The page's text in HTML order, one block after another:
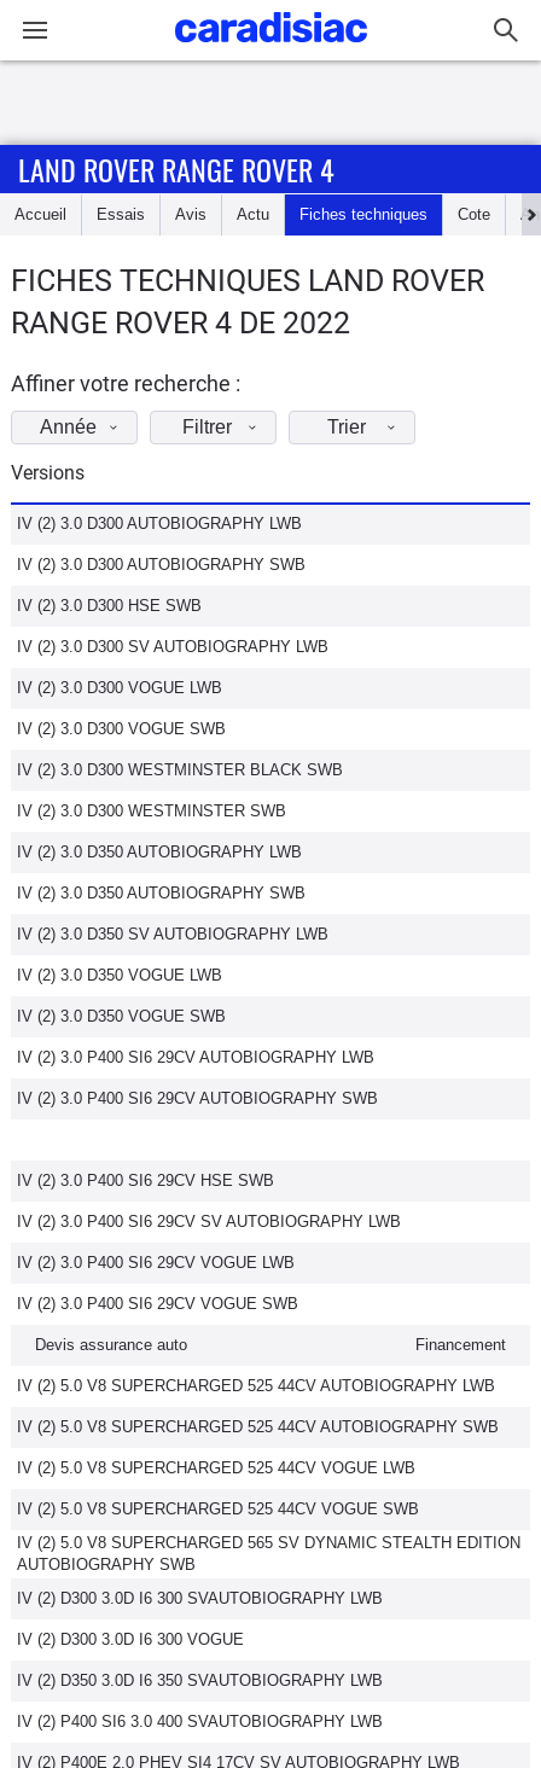
Accueil
Essais
d'achat
Electriques
Utilitaires
Flottes
Auto
Services
Forum
Moto
Marques
LAND ROVER RANGE ROVER 4
Accueil Essais Avis Actu Fiches techniques Cote
FICHES TECHNIQUES LAND ROVER
RANGE ROVER 4 DE 2022
Affiner votre recherche :
Année Filtrer Trier
Versions
IV (2) 3.0 D300 AUTOBIOGRAPHY LWB
IV (2) 3.0 D300 AUTOBIOGRAPHY SWB
IV (2) 3.0 D300 HSE SWB
IV (2) 3.0 D300 SV AUTOBIOGRAPHY LWB
IV (2) 3.0 D300 VOGUE LWB
IV (2) 3.0 D300 VOGUE SWB
IV (2) 3.0 D300 WESTMINSTER BLACK SWB
IV (2) 3.0 D300 WESTMINSTER SWB
IV (2) 3.0 D350 AUTOBIOGRAPHY LWB
IV (2) 3.0 D350 AUTOBIOGRAPHY SWB
IV (2) 3.0 D350 SV AUTOBIOGRAPHY LWB
IV (2) 3.0 D350 VOGUE LWB
IV (2) 3.0 D350 VOGUE SWB
IV (2) 3.0 P400 SI6 29CV AUTOBIOGRAPHY LWB
IV (2) 3.0 P400 SI6 29CV AUTOBIOGRAPHY SWB
IV (2) 3.0 P400 SI6 29CV HSE SWB
IV (2) 3.0 P400 SI6 29CV SV AUTOBIOGRAPHY LWB
IV (2) 3.0 P400 SI6 29CV VOGUE LWB
IV (2) 3.0 P400 SI6 29CV VOGUE SWB
Devis assurance auto Financement
IV (2) 5.0 V8 SUPERCHARGED 525 44CV AUTOBIOGRAPHY LWB
IV (2) 5.0 V8 SUPERCHARGED 525 44CV AUTOBIOGRAPHY SWB
IV (2) 5.0 V8 SUPERCHARGED 525 44CV VOGUE LWB
IV (2) 5.0 V8 SUPERCHARGED 525 44CV VOGUE SWB
IV (2) 5.0 V8 SUPERCHARGED 565 SV DYNAMIC STEALTH EDITION
AUTOBIOGRAPHY SWB
IV (2) D300 3.0D I6 300 SVAUTOBIOGRAPHY LWB
IV (2) D300 3.0D I6 300 VOGUE
IV (2) D350 3.0D I6 350 SVAUTOBIOGRAPHY LWB
IV (2) P400 SI6 3.0 400 SVAUTOBIOGRAPHY LWB
IV (2) P400E 2.0 PHEV SI4 17CV SV AUTOBIOGRAPHY LWB